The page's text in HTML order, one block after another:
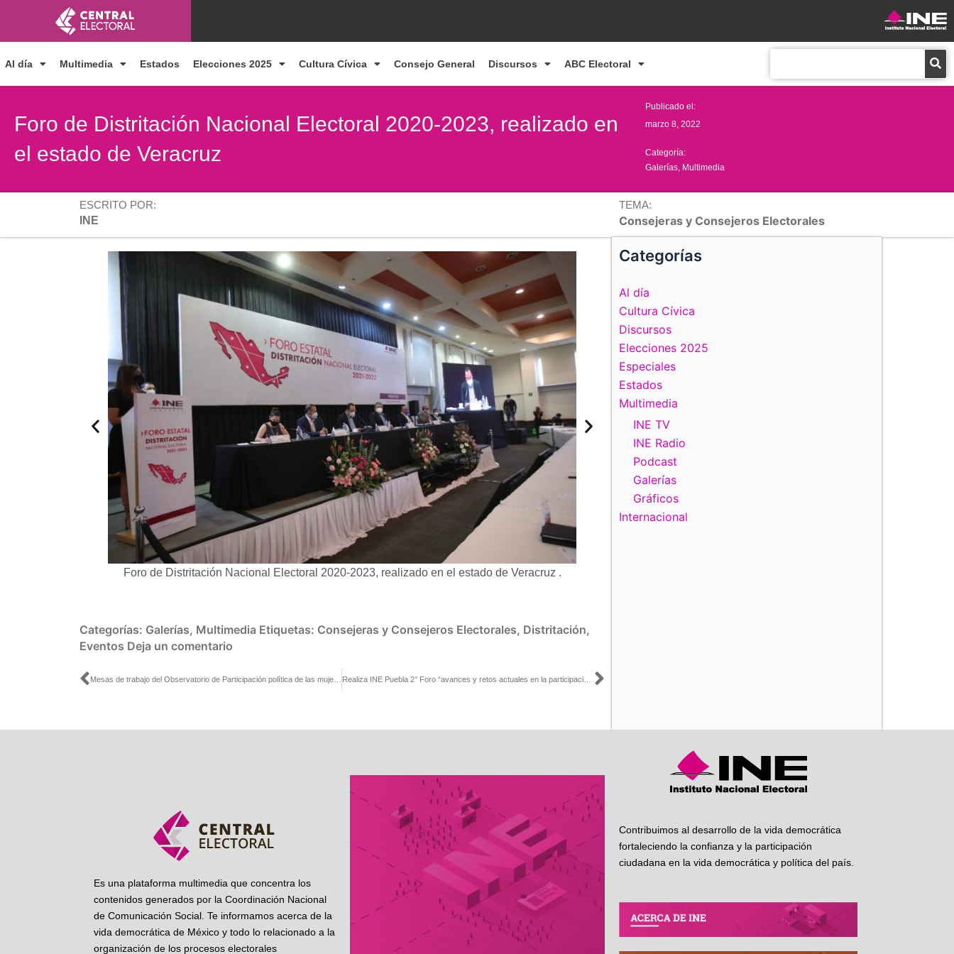
contenido
Al día Multimedia Estados Elecciones 2025 Cultura Cívica Consejo General Discursos ABC Electoral
Foro de Distritación Nacional Electoral 2020-2023, realizado en
el estado de Veracruz
Publicado el:
marzo 8, 2022
Categoría:
Galerías Multimedia
ESCRITO POR:
INE
TEMA:
Consejeras y Consejeros Electorales
Foro de Distritación Nacional Electoral 2020-2023, realizado en el estado de Veracruz .
Categorías: Galerías, Multimedia Etiquetas: Consejeras y Consejeros Electorales, Distritación,
Eventos Deja un comentario
Ant Siguiente
Categorías
Al día
Cultura Cívica
Discursos
Elecciones 2025
Especiales
Estados
Multimedia
INE TV
INE Radio
Podcast
Galerías
Gráficos
Internacional
Es una plataforma multimedia que concentra los
contenidos generados por la Coordinación Nacional
de Comunicación Social. Te informamos acerca de la
vida democrática de México y todo lo relacionado a la
organización de los procesos electorales
Contribuimos al desarrollo de la vida democrática
fortaleciendo la confianza y la participación
ciudadana en la vida democrática y política del país.